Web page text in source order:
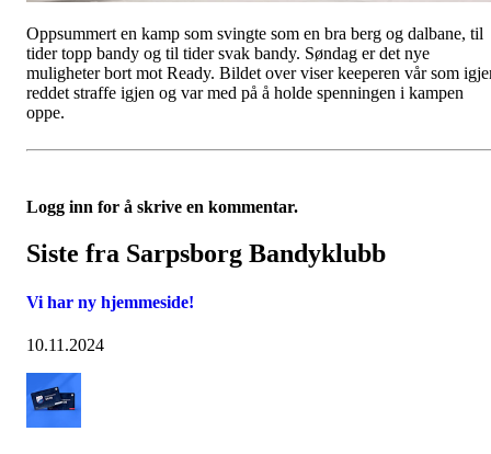
Oppsummert en kamp som svingte som en bra berg og dalbane, til
tider topp bandy og til tider svak bandy. Søndag er det nye
muligheter bort mot Ready. Bildet over viser keeperen vår som
reddet straffe igjen og var med på å holde spenningen i kampen
oppe.
Logg inn for å skrive en kommentar.
Siste fra Sarpsborg Bandyklubb
Vi har ny hjemmeside!
10.11.2024